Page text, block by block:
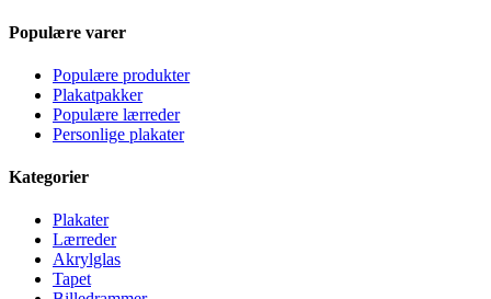
Populære varer
Populære produkter
Plakatpakker
Populære lærreder
Personlige plakater
Kategorier
Plakater
Lærreder
Akrylglas
Tapet